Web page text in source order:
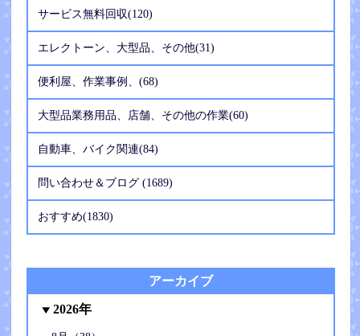
サービス無料回収(120)
エレクトーン、大型品、その他(31)
便利屋、作業事例、(68)
大型品業務用品、店舗、その他の作業(60)
自動車、バイク関連(84)
問い合わせ＆ブログ (1689)
おすすめ(1830)
アーカイブ
2026年